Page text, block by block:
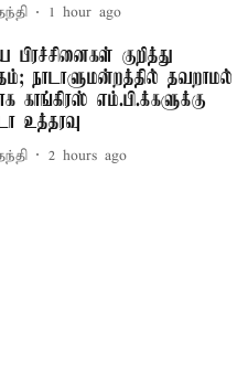
1 hour ago
பிரச்சினைகள் குறித்து
நாடாளுமன்றத்தில் தவறாமல்
காங்கிரஸ் எம்.பி.க்களுக்கு
உத்தரவு
2 hours ago